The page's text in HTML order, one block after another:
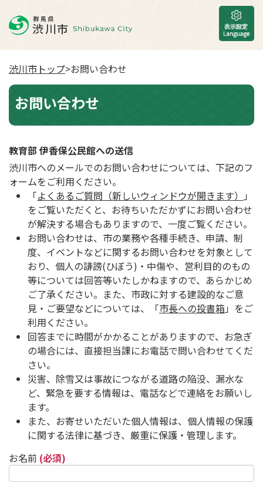
渋川市トップ>お問い合わせ
お問い合わせ
教育部 伊香保公民館への送信
渋川市へのメールでのお問い合わせについては、下記のフ
ォームをご利用ください。
「よくあるご質問（新しいウィンドウが開きます）
」
をご覧いただくと、お待ちいただかずにお問い合わせ
が解決する場合もありますので、一度ご覧ください。
お問い合わせは、市の業務や各種手続き、申請、制
度、イベントなどに関するお問い合わせを対象として
おり、個人の誹謗(ひぼう)・中傷や、営利目的のもの
等については回答等いたしかねますので、あらかじめ
ご了承ください。また、市政に対する建設的なご意
見・ご要望などについては、「市長への投書箱」をご
利用ください。
回答までに時間がかかることがありますので、お急ぎ
の場合には、直接担当課にお電話で問い合わせてくだ
さい。
災害、除雪又は事故につながる道路の陥没、漏水な
ど、緊急を要する情報は、電話などで連絡をお願いし
ます。
また、お寄せいただいた個人情報は、個人情報の保護
に関する法律に基づき、厳重に保護・管理します。
お名前 (必須)